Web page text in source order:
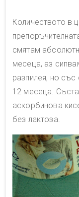
Количеството в
смятам
месеца, аз
разпилея, но със
12 месеца.
аскорбинова
без лактоза.